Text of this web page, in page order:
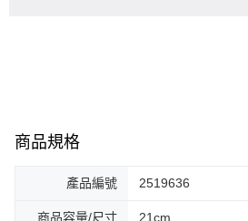
商品規格
產品編號 2519636
商品容量/尺寸 21cm